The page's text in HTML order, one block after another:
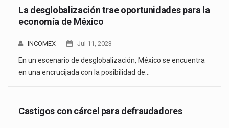
La desglobalización trae oportunidades para la
economía de México
INCOMEX Jul 11, 2023
En un escenario de desglobalización, México se encuentra
en una encrucijada con la posibilidad de…
Castigos con cárcel para defraudadores